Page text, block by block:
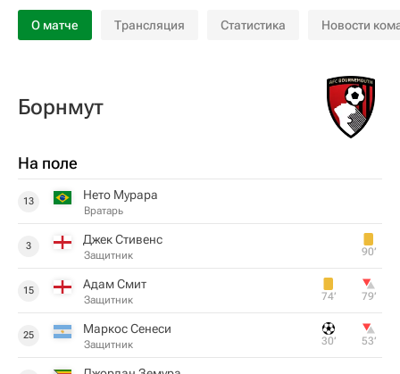
О матче Трансляция Статистика Новости
Борнмут
На поле
13 Нето Мурара
Вратарь
3 Джек Стивенс
Защитник 90‎’‎
15 Адам Смит
Защитник 74‎’‎ 79‎’‎
25 Маркос Сенеси
Защитник 30‎’‎ 53‎’‎